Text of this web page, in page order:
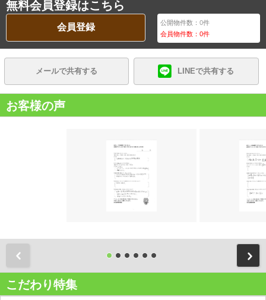
無料会員登録はこちら
会員登録 公開物件数：0件
会員物件数：0件
メールで共有する LINEで共有する
お客様の声
こだわり特集